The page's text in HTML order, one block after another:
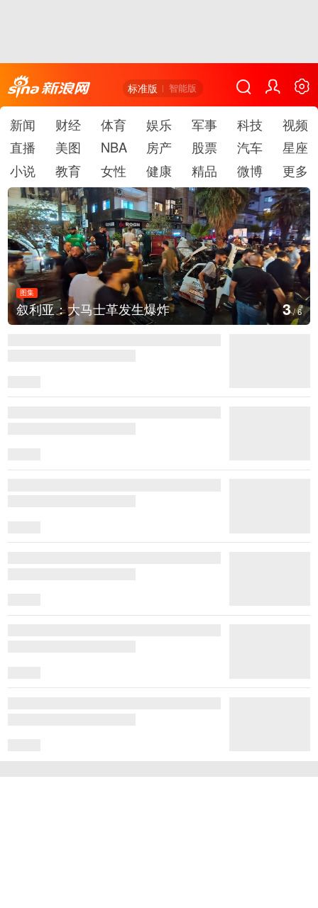
标准版 智能版
新闻 财经 体育 娱乐 军事 科技
视频
直播
美图 NBA 房产 股票 汽车
星座
小说
教育 女性 健康 精品 微博 更多
图集
叙利亚：大马士革发生爆炸 4/6